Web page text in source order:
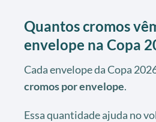
Quantos cromos
envelope na Copa
Cada envelope da Copa
cromos por envelope.
Essa quantidade ajuda no